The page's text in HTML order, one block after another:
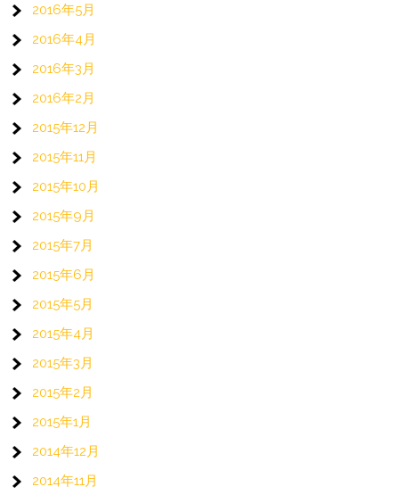
2016年5月
2016年4月
2016年3月
2016年2月
2015年12月
2015年11月
2015年10月
2015年9月
2015年7月
2015年6月
2015年5月
2015年4月
2015年3月
2015年2月
2015年1月
2014年12月
2014年11月